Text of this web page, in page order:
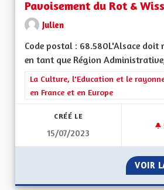
Pavoisement du Rot & Wiss
Julien
Code postal : 68.580L'Alsace doit
en tant que Région
Filtrer les résultats de la catégorie :
La Culture, l'Education et le
en France et en Europe
CRÉÉ LE
15/07/2023
VOIR